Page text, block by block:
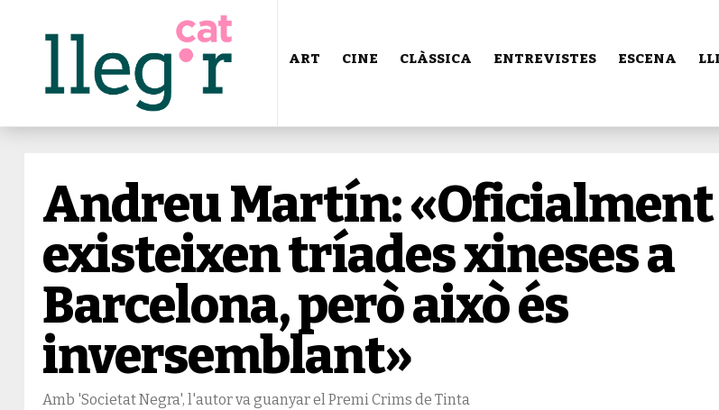
ART CINE CLÀSSICA ENTREVISTES ESCENA
Andreu Martín:
existeixen tríades xineses a
Barcelona, però això és
inversemblant»
Amb 'Societat Negra', l'autor va guanyar el Premi Crims de Tinta